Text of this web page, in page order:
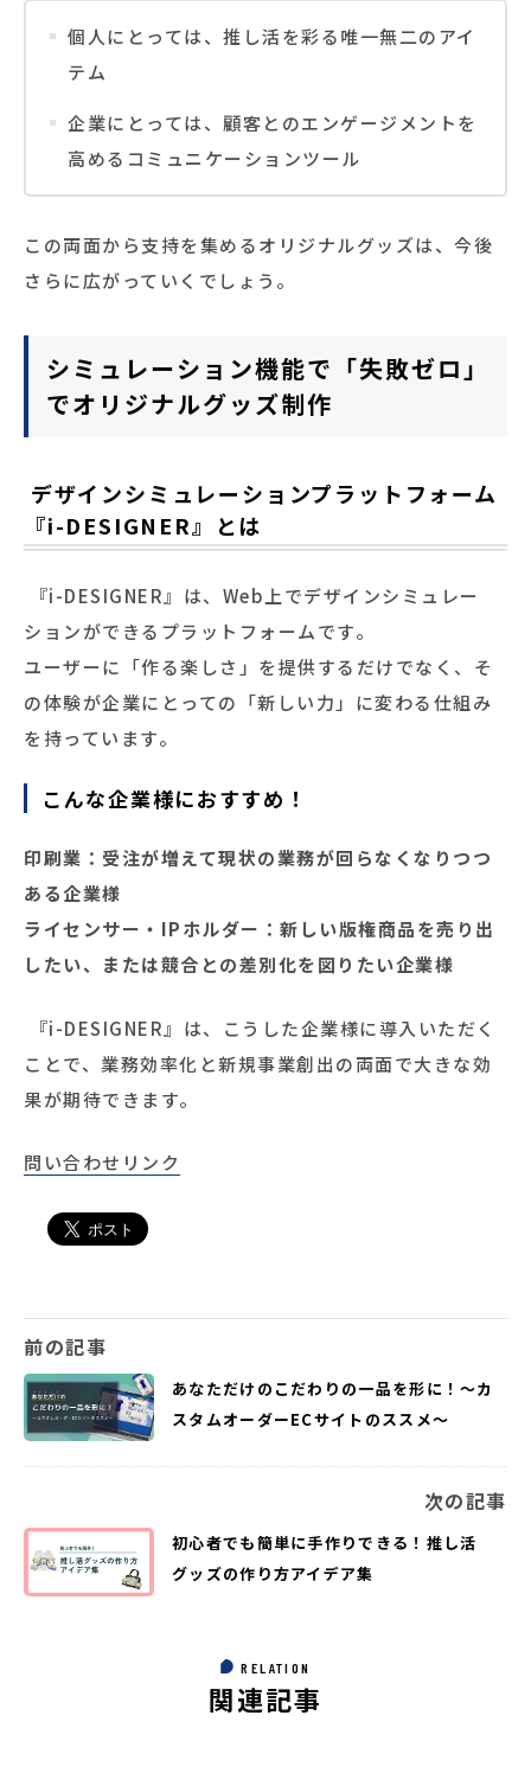
個人にとっては、推し活を彩る唯一無二のアイ
テム
企業にとっては、顧客とのエンゲージメントを
高めるコミュニケーションツール
この両面から支持を集めるオリジナルグッズは、今後
さらに広がっていくでしょう。
シミュレーション機能で「失敗ゼロ」
でオリジナルグッズ制作
デザインシミュレーションプラットフォーム
『i-DESIGNER』とは
『i-DESIGNER』は、Web上でデザインシミュレー
ションができるプラットフォームです。
ユーザーに「作る楽しさ」を提供するだけでなく、そ
の体験が企業にとっての「新しい力」に変わる仕組み
を持っています。
こんな企業様におすすめ！
印刷業：受注が増えて現状の業務が回らなくなりつつ
ある企業様
ライセンサー・IPホルダー：新しい版権商品を売り出
したい、または競合との差別化を図りたい企業様
『i-DESIGNER』は、こうした企業様に導入いただく
ことで、業務効率化と新規事業創出の両面で大きな効
果が期待できます。
問い合わせリンク
前の記事
あなただけのこだわりの一品を形に！～カ
スタムオーダーECサイトのススメ～
次の記事
初心者でも簡単に手作りできる！推し活
グッズの作り方アイデア集
RELATION
関連記事